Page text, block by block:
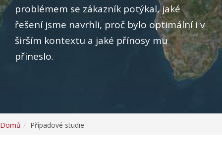
problémem se zákazník potýkal, jaké
řešení jsme navrhli, proč bylo optimální i v
širším kontextu a jaké přínosy mu
přineslo.
Domů Případové studie